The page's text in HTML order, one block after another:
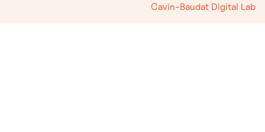
Cavin-Baudat Digital Lab